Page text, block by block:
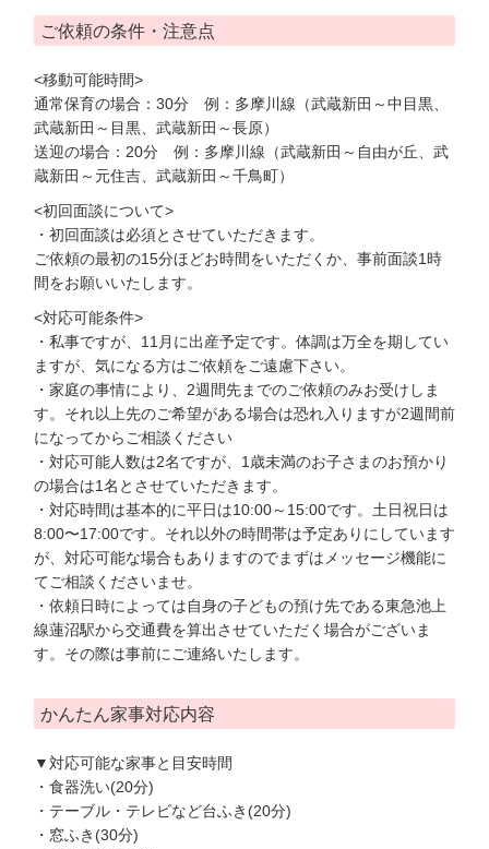
ご依頼の条件・注意点
<移動可能時間>
通常保育の場合：30分 例：多摩川線（武蔵新田～中目黒、
武蔵新田～目黒、武蔵新田～長原）
送迎の場合：20分 例：多摩川線（武蔵新田～自由が丘、武
蔵新田～元住吉、武蔵新田～千鳥町）
<初回面談について>
・初回面談は必須とさせていただきます。
ご依頼の最初の15分ほどお時間をいただくか、事前面談1時
間をお願いいたします。
<対応可能条件>
・私事ですが、11月に出産予定です。体調は万全を期してい
ますが、気になる方はご依頼をご遠慮下さい。
・家庭の事情により、2週間先までのご依頼のみお受けしま
す。それ以上先のご希望がある場合は恐れ入りますが2週間前
になってからご相談ください
・対応可能人数は2名ですが、1歳未満のお子さまのお預かり
の場合は1名とさせていただきます。
・対応時間は基本的に平日は10:00～15:00です。土日祝日は
8:00〜17:00です。それ以外の時間帯は予定ありにしています
が、対応可能な場合もありますのでまずはメッセージ機能に
てご相談くださいませ。
・依頼日時によっては自身の子どもの預け先である東急池上
線蓮沼駅から交通費を算出させていただく場合がございま
す。その際は事前にご連絡いたします。
かんたん家事対応内容
▼対応可能な家事と目安時間
・食器洗い(20分)
・テーブル・テレビなど台ふき(20分)
・窓ふき(30分)